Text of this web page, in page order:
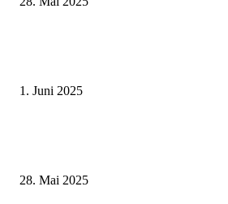
1. Juni 2025
28. Mai 2025